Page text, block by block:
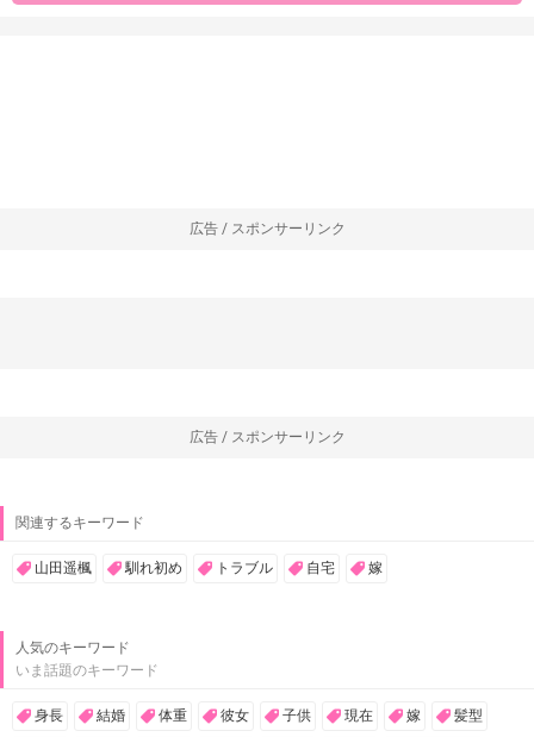
広告 / スポンサーリンク
広告 / スポンサーリンク
関連するキーワード
山田遥楓 馴れ初め トラブル 自宅 嫁
人気のキーワード
いま話題のキーワード
身長 結婚 体重 彼女 子供 現在 嫁 髪型